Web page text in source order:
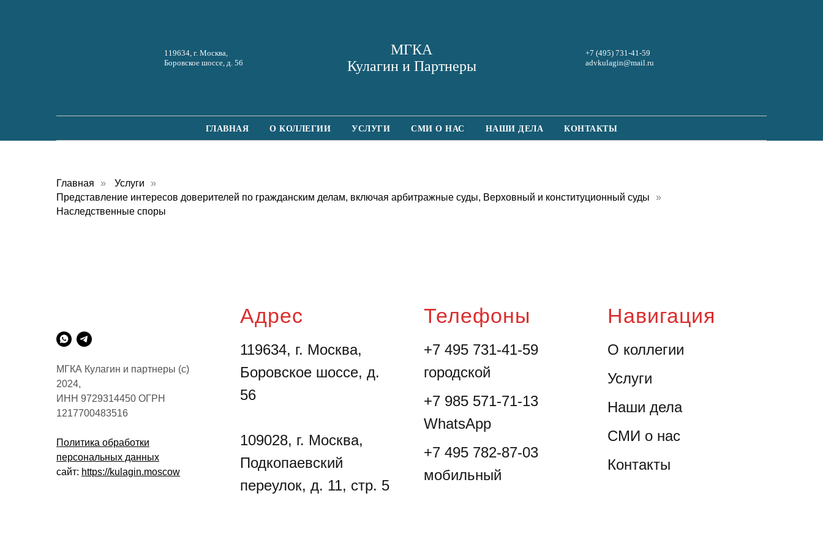
МГКА
Кулагин и Партнеры
119634, г. Москва,
Боровское шоссе, д. 56
+7 (495) 731-41-59
advkulagin@mail.ru
ГЛАВНАЯ О КОЛЛЕГИИ УСЛУГИ СМИ О НАС НАШИ ДЕЛА КОНТАКТЫ
Главная » Услуги
»
Представление интересов доверителей по гражданским делам, включая арбитражные суды, Верховный и конституционный суды
»
Наследственные споры
МГКА Кулагин и партнеры (с)
2024,
ИНН 9729314450 ОГРН
1217700483516
Политика обработки
персональных данных
сайт: https://kulagin.moscow
Адрес
119634, г. Москва,
Боровское шоссе, д.
56
109028, г. Москва,
Подкопаевский
переулок, д. 11, стр. 5
Телефоны
+7 495 731-41-59
городской
+7 985 571-71-13
WhatsApp
+7 495 782-87-03
мобильный
Навигация
О коллегии
Услуги
Наши дела
СМИ о нас
Контакты